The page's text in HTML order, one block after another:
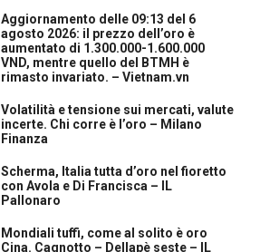
Aggiornamento delle 09:13 del 6
agosto 2026: il prezzo dell’oro è
aumentato di 1.300.000-1.600.000
VND, mentre quello del BTMH è
rimasto invariato. – Vietnam.vn
Volatilità e tensione sui mercati, valute
incerte. Chi corre è l’oro – Milano
Finanza
Scherma, Italia tutta d’oro nel fioretto
con Avola e Di Francisca – IL
Pallonaro
Mondiali tuffi, come al solito è oro
Cina. Cagnotto – Dellapè seste – IL